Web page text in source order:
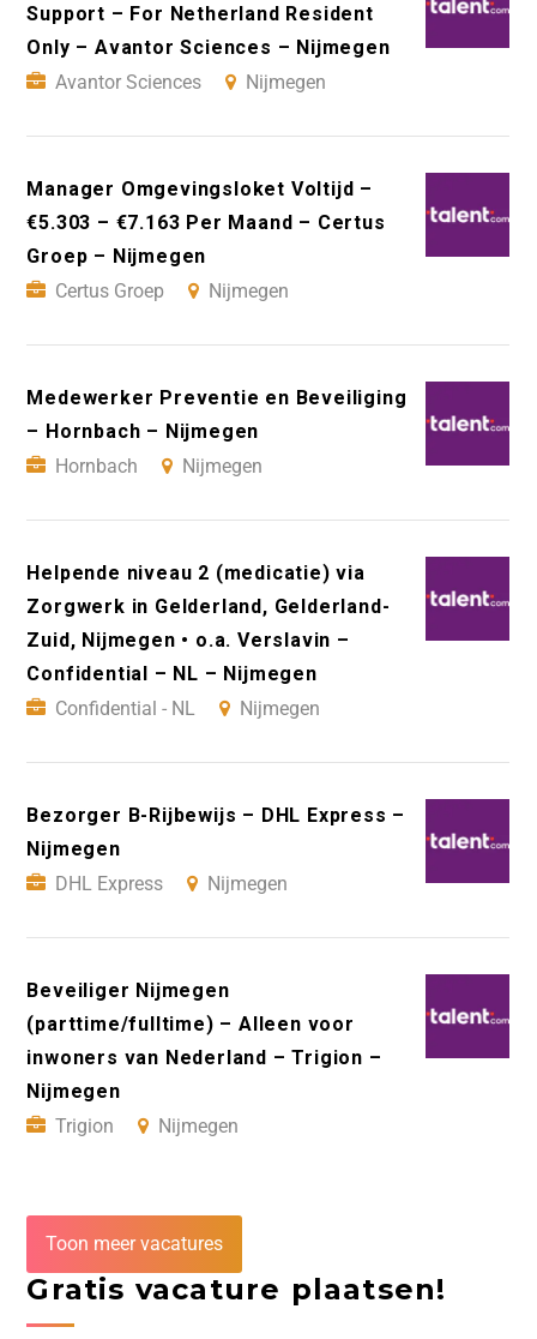
Support – For Netherland Resident
Only – Avantor Sciences – Nijmegen
Avantor Sciences
Nijmegen
Manager Omgevingsloket Voltijd –
€5.303 – €7.163 Per Maand – Certus
Groep – Nijmegen
Certus Groep
Nijmegen
Medewerker Preventie en Beveiliging
– Hornbach – Nijmegen
Hornbach
Nijmegen
Helpende niveau 2 (medicatie) via
Zorgwerk in Gelderland, Gelderland-
Zuid, Nijmegen • o.a. Verslavin –
Confidential – NL – Nijmegen
Confidential - NL
Nijmegen
Bezorger B-Rijbewijs – DHL Express –
Nijmegen
DHL Express
Nijmegen
Beveiliger Nijmegen
(parttime/fulltime) – Alleen voor
inwoners van Nederland – Trigion –
Nijmegen
Trigion
Nijmegen
Toon meer vacatures
Gratis vacature plaatsen!